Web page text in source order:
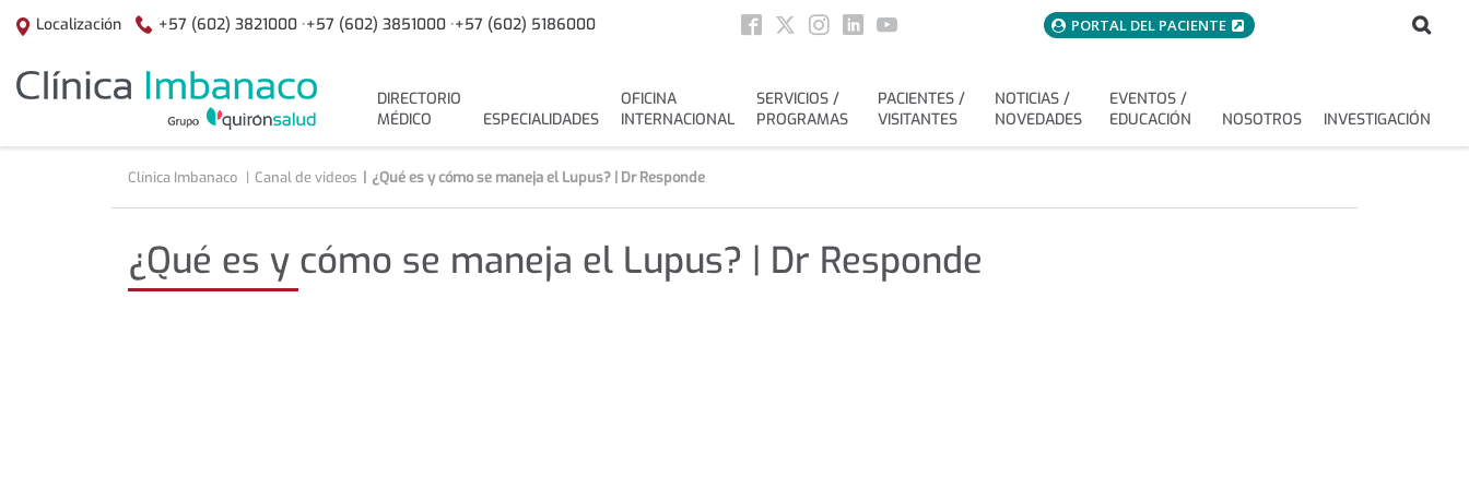
Localización +57 (602) 3821000 ·+57 (602) 3851000 ·+57 (602) 5186000
Social
menuAcceso
PORTAL DEL PACIENTE
Buscar
DIRECTORIO
MÉDICO
ESPECIALIDADES
OFICINA
INTERNACIONAL
SERVICIOS /
PROGRAMAS
PACIENTES /
VISITANTES
NOTICIAS /
NOVEDADES
EVENTOS /
EDUCACIÓN
NOSOTROS INVESTIGACIÓN
Clínica Imbanaco Canal de videos ¿Qué es y cómo se maneja el Lupus? | Dr Responde
¿Qué es y cómo se maneja el Lupus? | Dr Responde